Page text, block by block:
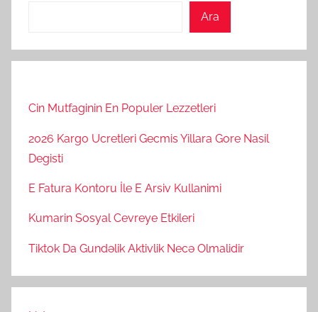
Ara
Cin Mutfaginin En Populer Lezzetleri
2026 Kargo Ucretleri Gecmis Yillara Gore Nasil
Degisti
E Fatura Kontoru İle E Arsiv Kullanimi
Kumarin Sosyal Cevreye Etkileri
Tiktok Da Gundəlik Aktivlik Necə Olmalidir